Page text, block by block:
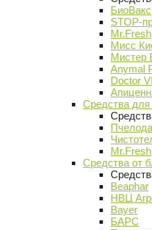
БиоВакс
STOP-
Mr.Fresh
Мисс
Мистер
Anymal
Doctor
Средства
Mr.Fresh
Средства от
Beaphar
НВЦ
Bayer
БАРС